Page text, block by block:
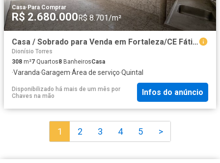
Casa·Para Comprar
R$ 2.680.000R$ 8.701/m²
Casa / Sobrado para Venda em Fortaleza/CE Fátima 7 Quartos
Dionísio Torres
308 m²7 Quartos8 BanheirosCasa
·Varanda·Garagem·Área de serviço·Quintal
Disponibilizado há mais de um mês por
Chaves na mão
Infos do anúncio
1 2 3 4 5 >